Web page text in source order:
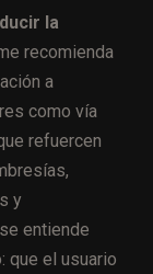
la
recomienda
a
como vía
refuercen
y
entiende
que el usuario